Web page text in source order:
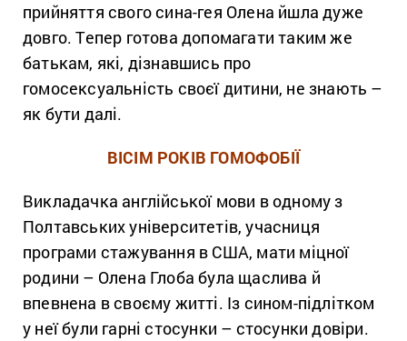
прийняття свого сина-гея Олена йшла дуже
довго. Тепер готова допомагати таким же
батькам, які, дізнавшись про
гомосексуальність своєї дитини, не знають –
як бути далі.
ВІСІМ РОКІВ ГОМОФОБІЇ
Викладачка англійської мови в одному з
Полтавських університетів, учасниця
програми стажування в США, мати міцної
родини – Олена Глоба була щаслива й
впевнена в своєму житті. Із сином-підлітком
у неї були гарні стосунки – стосунки довіри.